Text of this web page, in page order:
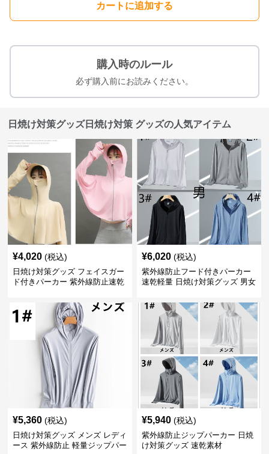
カートに追加する
購入時のルール
必ず購入前にお読みください。
日焼け対策グッズ日焼け対策 グッズの人気アイテム
¥4,020 (税込)
日焼け対策グッズ フェイスガー
ド付きパーカー 紫外線防止速乾
¥6,020 (税込)
紫外線防止フード付きパーカー
速乾軽量 日焼け対策グッズ 男女
¥5,360 (税込)
日焼け対策グッズ メンズ レディ
ース 紫外線防止 軽量ジップパー
¥5,940 (税込)
紫外線防止ジップパーカー 日焼
け対策グッズ 速乾素材